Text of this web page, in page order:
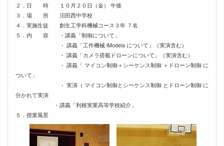
２．日 時
１０月２０日（金） 午後
３．場 所 沼田西中学校
４．実施生徒 創生工学科機械コース３年 ７名
５． 内 容 ・講義「制御について」
・ 講義「工作機械 iModela について」（実演含む）
・ 講義「カメラ搭載ドローンについて」（実演含む）
・ 講義「 マイコン制御＋シーケンス制御 ＋ドローン制御 に
ついて」
・ 実演（ マイコン制御とシーケンス制御 とドローン制御 に
分かれて実演
・講義「利根実業高等学校紹介」
５．授業風景